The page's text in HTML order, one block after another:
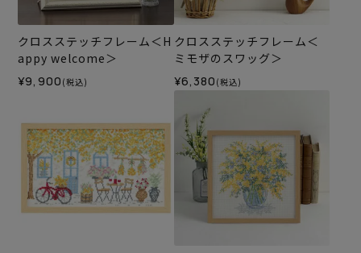
クロスステッチフレーム＜H
appy welcome＞
¥9,900 (税込)
クロスステッチフレーム＜
ミモザのスワッグ＞
¥6,380 (税込)